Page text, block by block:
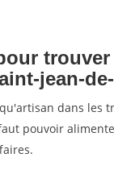
jean-
dans les
pouvoir